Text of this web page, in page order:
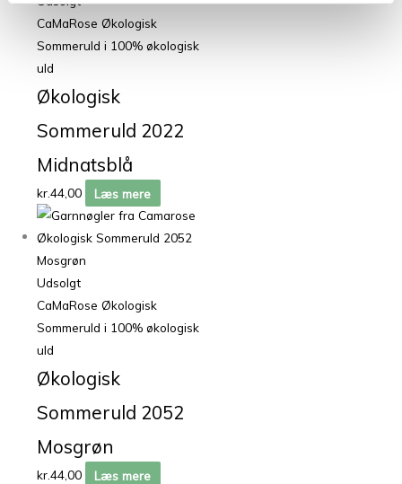
CaMaRose Økologisk
Sommeruld i 100% økologisk
uld
Økologisk
Sommeruld 2022
Midnatsblå
kr.44,00 Læs mere
Udsolgt
CaMaRose Økologisk
Sommeruld i 100% økologisk
uld
Økologisk
Sommeruld 2052
Mosgrøn
kr.44,00 Læs mere